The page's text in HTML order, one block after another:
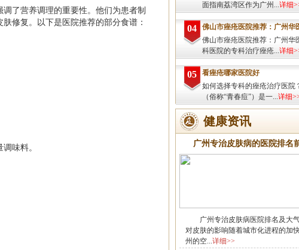
了营养调理的重要性。他们为患者制
修复。以下是医院推荐的部分食谱：
味料。
面指南荔湾区作为广州...详细
04
佛山市痤疮医院推荐：广州华
佛山市痤疮医院推荐：广州华
科医院的专科治疗痤疮...详细
05
看痤疮哪家医院好
如何选择专科的痤疮治疗医院
（俗称“青春痘”）是一...详细
健康资讯
广州专治皮肤病的医院排名
广州专治皮肤病医院排名及大
对皮肤的影响随着城市化进程的加
州的空...详细>>